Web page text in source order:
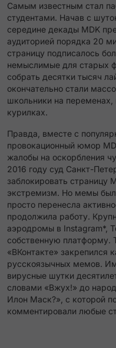
Самым известным стал
студентами. Начав с
середине декады MDK
аудиторией порядка 20
страницу подписалось
немыслимые для старых
собрать десятки тысяч
окончательно стали
школьники на переменах,
курилках.
Правда, вместе с
провокационный юмор
жалобы на оскорбления
2016 году суд Санкт-
заблокировать страницу
экстремизм​. Но мемы
просто перенесла
продолжила работу​.
аэродромы в Instagram*,
собственную платформу.
«ВКонтакте» закрепился
русскоязычных мемов.
вирусные шутки
словами «Вжух!» до
Илон Маск?», с которой
комментировали любые